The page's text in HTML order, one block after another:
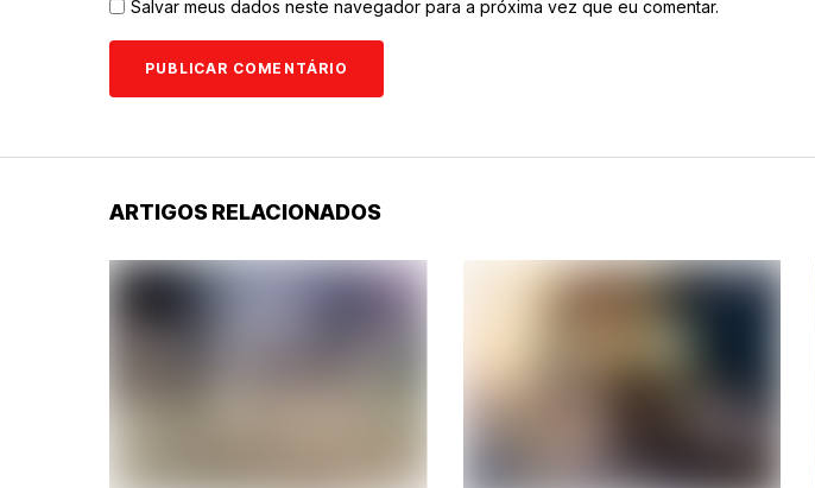
Salvar meus dados neste navegador para a próxima vez que eu comentar.
ARTIGOS RELACIONADOS